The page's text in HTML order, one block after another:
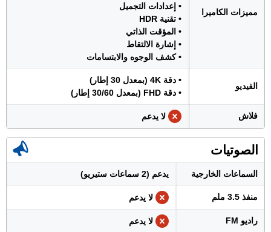
مميزات الكاميرا
• إعدادات التجميل
• تقنية HDR
• المؤقت الذاتي
• إشارة الالتقاط
• كشف الوجوه والابتسامات
الفيديو
• دقة 4K (بمعدل 30 إطار)
• دقة FHD (بمعدل 30/60 إطار)
فلاش لا يدعم
الصوتيات
السماعات الخارجية يدعم (2 سماعات ستيريو)
منفذ 3.5 ملم لا يدعم
راديو FM لا يدعم